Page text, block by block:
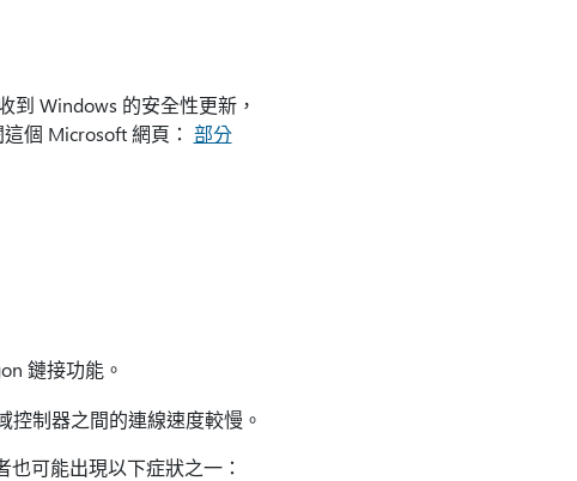
到 Windows 的安全性更新，
個 Microsoft 網頁： 部分
鏈接功能。
控制器之間的連線速度較慢。
可能出現以下症狀之一：